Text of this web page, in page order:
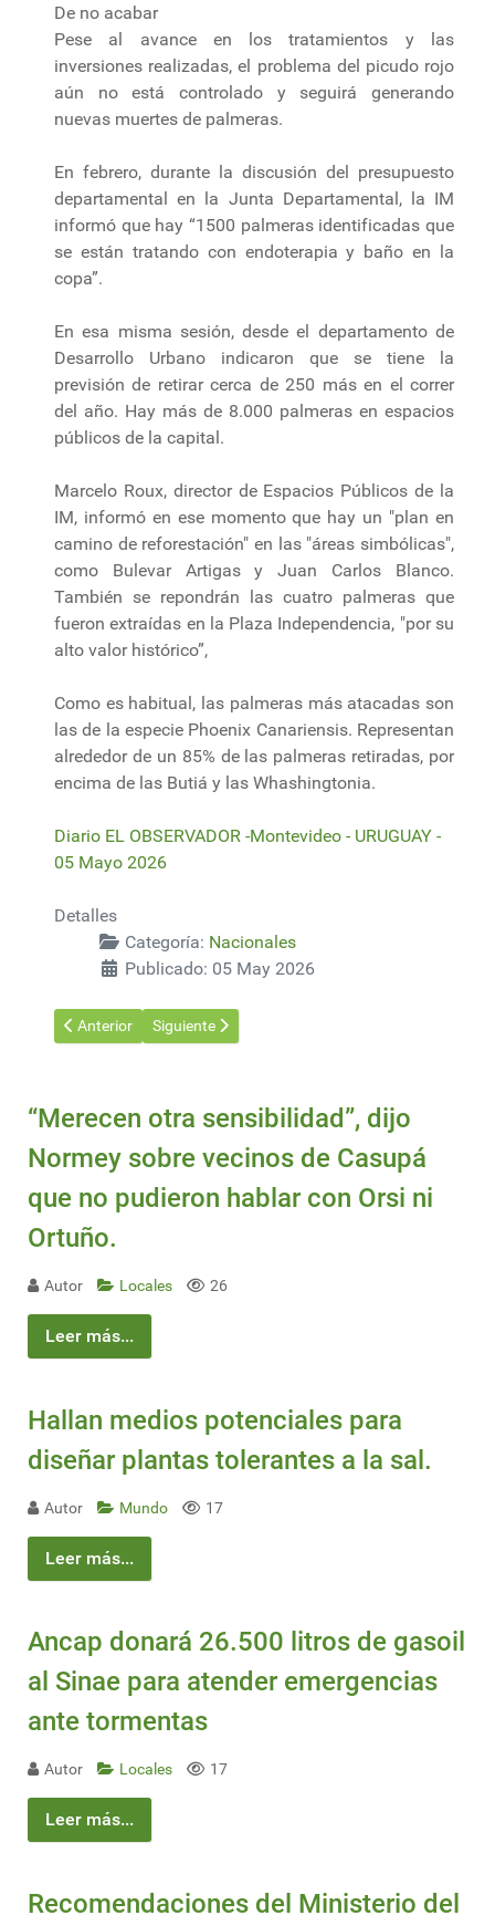
De no acabar
Pese al avance en los tratamientos y las
inversiones realizadas, el problema del picudo rojo
aún no está controlado y seguirá generando
nuevas muertes de palmeras.
En febrero, durante la discusión del presupuesto
departamental en la Junta Departamental, la IM
informó que hay “1500 palmeras identificadas que
se están tratando con endoterapia y baño en la
copa”.
En esa misma sesión, desde el departamento de
Desarrollo Urbano indicaron que se tiene la
previsión de retirar cerca de 250 más en el correr
del año. Hay más de 8.000 palmeras en espacios
públicos de la capital.
Marcelo Roux, director de Espacios Públicos de la
IM, informó en ese momento que hay un "plan en
camino de reforestación" en las "áreas simbólicas",
como Bulevar Artigas y Juan Carlos Blanco.
También se repondrán las cuatro palmeras que
fueron extraídas en la Plaza Independencia, "por su
alto valor histórico”,
Como es habitual, las palmeras más atacadas son
las de la especie Phoenix Canariensis. Representan
alrededor de un 85% de las palmeras retiradas, por
encima de las Butiá y las Whashingtonia.
Diario EL OBSERVADOR -Montevideo - URUGUAY -
05 Mayo 2026
Detalles
Categoría: Nacionales
Publicado: 05 May 2026
Artículo anterior: El negocio de la extinción: El tráfico ilegal de
Anterior Artículo siguiente: Productores de Dolores
Siguiente
“Merecen otra sensibilidad”, dijo
Normey sobre vecinos de Casupá
que no pudieron hablar con Orsi ni
Ortuño.
Autor Locales 26
Leer más...
Hallan medios potenciales para
diseñar plantas tolerantes a la sal.
Autor Mundo 17
Leer más...
Ancap donará 26.500 litros de gasoil
al Sinae para atender emergencias
ante tormentas
Autor Locales 17
Leer más...
Recomendaciones del Ministerio del